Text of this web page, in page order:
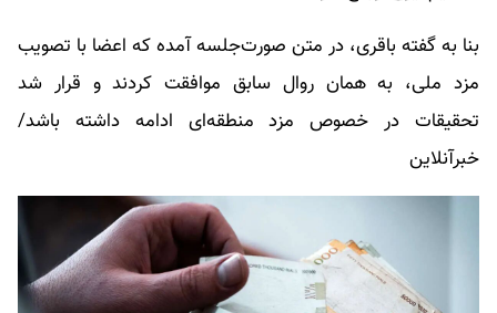
بنا به گفته باقری، در متن صورت‌جلسه آمده که اعضا با تصویب
مزد ملی، به همان روال سابق موافقت کردند و قرار شد
تحقیقات در خصوص مزد منطقه‌ای ادامه داشته باشد/
خبرآنلاین